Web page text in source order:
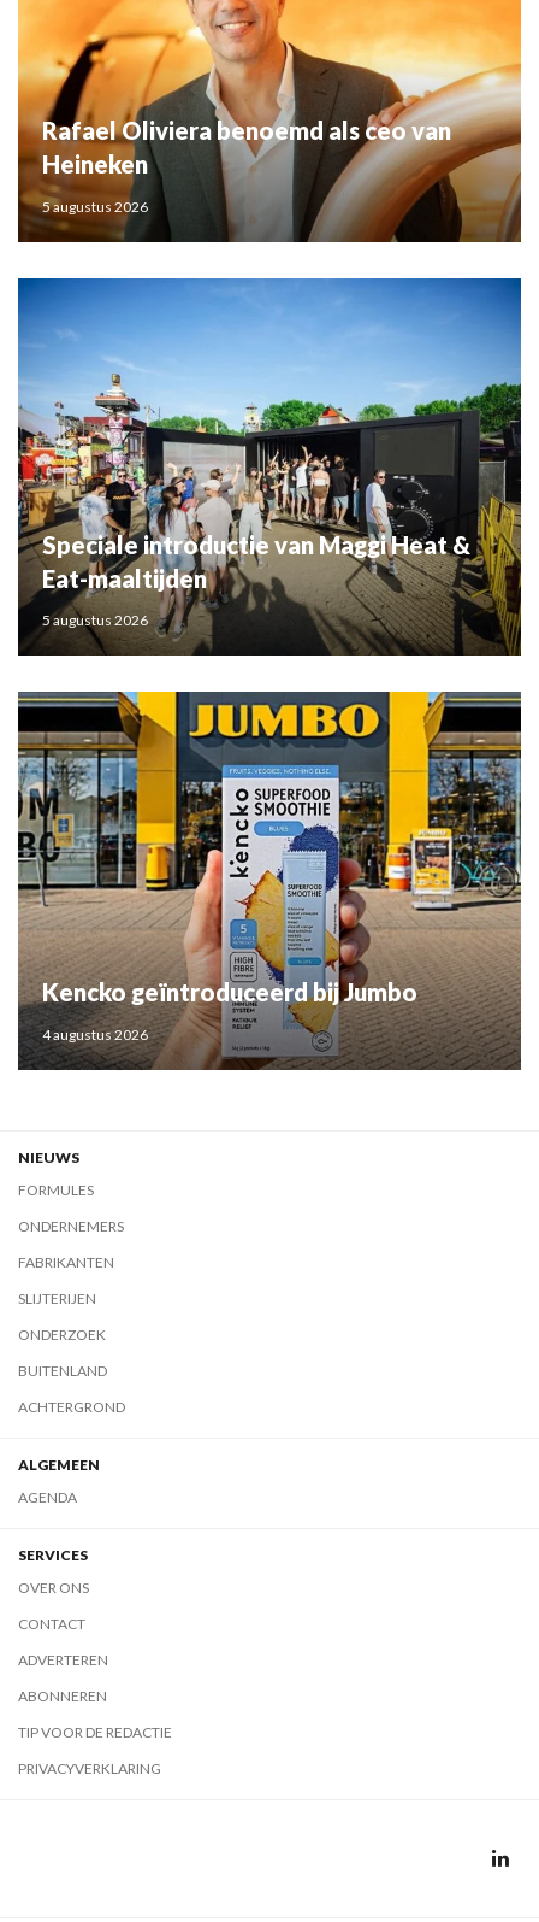
Rafael Oliviera benoemd als ceo van
Heineken
5 augustus 2026
Speciale introductie van Maggi Heat &
Eat-maaltijden
5 augustus 2026
Kencko geïntroduceerd bij Jumbo
4 augustus 2026
NIEUWS
FORMULES
ONDERNEMERS
FABRIKANTEN
SLIJTERIJEN
ONDERZOEK
BUITENLAND
ACHTERGROND
ALGEMEEN
AGENDA
SERVICES
OVER ONS
CONTACT
ADVERTEREN
ABONNEREN
TIP VOOR DE REDACTIE
PRIVACYVERKLARING